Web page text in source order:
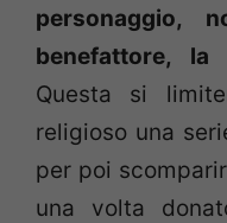
personaggio,
benefattore, la
Questa si
religioso una
per poi
una volta